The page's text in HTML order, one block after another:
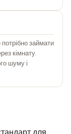
займати
кімнату.
шуму і